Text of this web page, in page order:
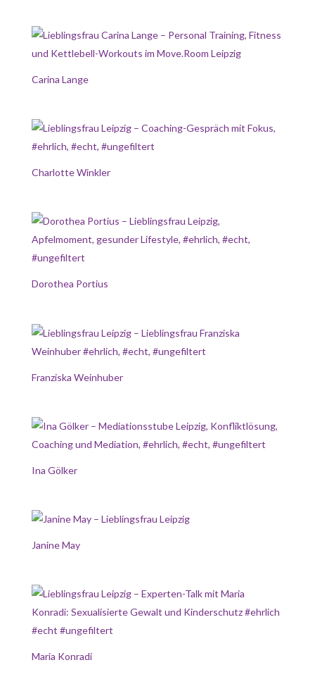
Carina Lange
Charlotte Winkler
Dorothea Portius
Franziska Weinhuber
Ina Gölker
Janine May
Maria Konradi